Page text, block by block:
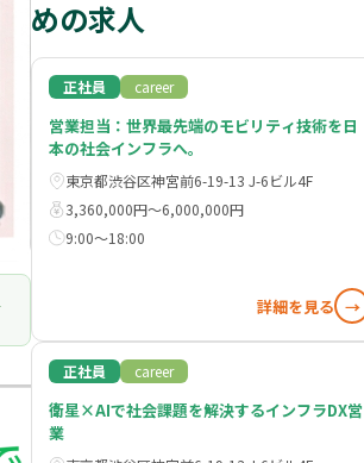
めの求人
正社員 career
営業担当：世界最先端のモビリティ技術を日
本の社会インフラへ。
東京都渋谷区神宮前6-19-13 J-6ビル4F
3,360,000円〜6,000,000円
9:00～18:00
詳細を見る →
正社員 career
衛星×AIで社会課題を解決するインフラDX営
業